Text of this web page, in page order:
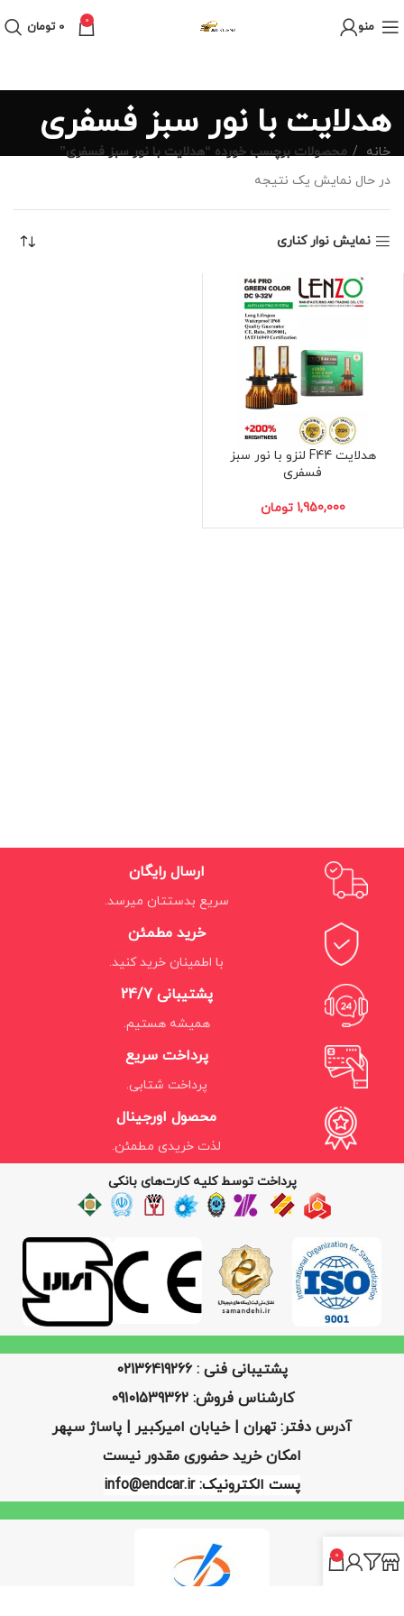
منو 0
0 تومان
هدلایت با نور سبز فسفری
خانه
محصولات برچسب خورده “هدلایت با نور سبز فسفری”
در حال نمایش یک نتیجه
نمایش نوار کناری
H1
H7
هدلایت F44 لنزو با نور سبز
فسفری
تومان
ارسال رایگان
سریع بدستتان میرسد.
خرید مطمئن
با اطمینان خرید کنید.
پشتیبانی 24/7
همیشه هستیم.
پرداخت سریع
پرداخت شتابی.
محصول اورجینال
لذت خریدی مطمئن.
پرداخت توسط کلیه کارت‌های بانکی
پشتیبانی فنی : 02136419266
کارشناس فروش: 09101539362
آدرس دفتر: تهران | خیابان امیرکبیر | پاساژ سپهر
امکان خرید حضوری مقدور نیست
پست الکترونیک: info@endcar.ir
0